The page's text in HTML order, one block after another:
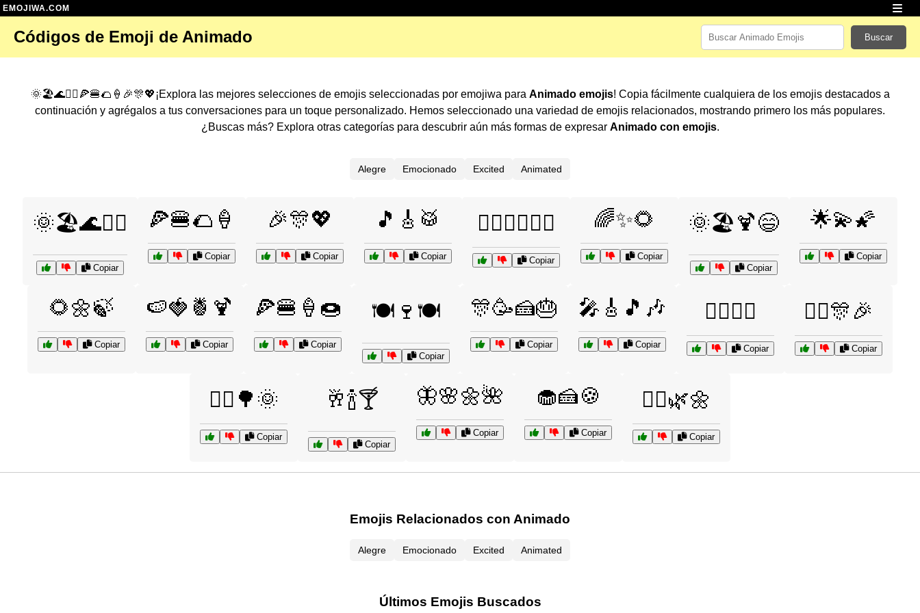
EMOJIWA.COM
Códigos de Emoji de Animado Buscar
🌞🏖️🌊🏄‍♂️🍕🍔🌮🍦🎉🎊💖¡Explora las mejores selecciones de emojis seleccionadas por emojiwa para Animado emojis! Copia fácilmente cualquiera de los emojis destacados a
continuación y agrégalos a tus conversaciones para un toque personalizado. Hemos seleccionado una variedad de emojis relacionados, mostrando primero los más populares.
¿Buscas más? Explora otras categorías para descubrir aún más formas de expresar Animado con emojis.
Alegre Emocionado Excited Animated
🌞🏖️🌊🏄‍♂️
Copiar
🍕🍔🌮🍦
Copiar
🎉🎊💖
Copiar
🎵🎸🥁
Copiar
🧗‍♀️🚴‍♂️🏊‍♂️
Copiar
🌈✨🌻
Copiar
🌞🏖️🍹😄
Copiar
🌟💫🌠
Copiar
🌻🌼🍃
Copiar
🍉🍓🍍🍹
Copiar
🍕🍔🍦🍩
Copiar
🍽️🍷🍽️
Copiar
🎊🥳🍰🎂
Copiar
🎤🎸🎵🎶
Copiar
🏄‍♂️🌊😎
Copiar
👯‍♀️🎊🎉
Copiar
🚴‍♀️🌳🌞
Copiar
🥂🍾🍸
Copiar
🦋🌸🌼🌺
Copiar
🧁🍰🍪
Copiar
🧘‍♀️🌿🌼
Copiar
Emojis Relacionados con Animado
Alegre Emocionado Excited Animated
Últimos Emojis Buscados